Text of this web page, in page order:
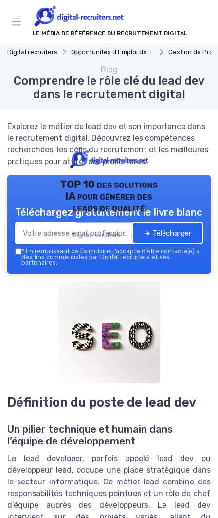
LE MÉDIA DE RÉFÉRENCE DU RECRUTEMENT DIGITAL
Digital recruiters Opportunités d'Emploi dans le Digital Gestion de Projet et
Blog
Comprendre le rôle clé du lead dev
dans le recrutement digital
Explorez le métier de lead dev et son importance dans
le recrutement digital. Découvrez les compétences
recherchées, les défis du recrutement et les meilleures
pratiques pour attirer ces profils rares.
TOP 10 des solutions
IA pour générer des
leads de qualité
Digital recruiters — 2026
Téléchargez gratuitement le livre blanc
➔ Télécharger
* En remplissant ce formulaire, j’accepte d’être contacté(e) à
des fins commerciales par Digital recruiters et ses
partenaires.
Définition du poste de lead dev
Un pilier technique et humain dans
l’équipe de développement
Le lead developer, parfois appelé lead dev ou
développeur lead, occupe une place stratégique dans
le secteur informatique. Ce métier lead combine des
responsabilités techniques pointues et un rôle de chef
d’équipe auprès des développeurs. Le lead dev
Panneau de gestion des cookies